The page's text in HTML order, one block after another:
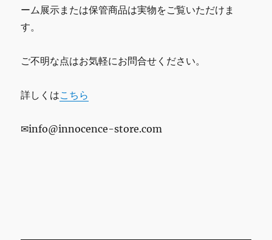
ーム展示または保管商品は実物をご覧いただけま
す。
ご不明な点はお気軽にお問合せください。
詳しくはこちら
✉info@innocence-store.com